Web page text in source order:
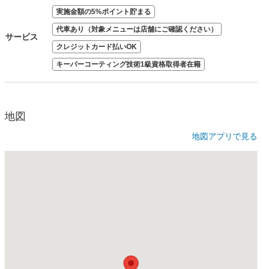
サービス
実施金額の5%ポイント貯まる
代車あり（対象メニューは店舗にご確認ください）
クレジットカード払いOK
キーパーコーティング技術1級資格取得者在籍
地図
地図アプリで見る